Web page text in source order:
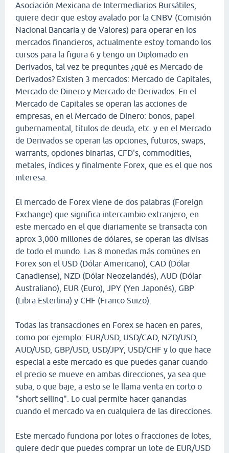
Asociación Mexicana de Intermediarios Bursátiles,
quiere decir que estoy avalado por la CNBV (Comisión
Nacional Bancaria y de Valores) para operar en los
mercados financieros, actualmente estoy tomando los
cursos para la figura 6 y tengo un Diplomado en
Derivados, tal vez te preguntes ¿qué es Mercado de
Derivados? Existen 3 mercados: Mercado de Capitales,
Mercado de Dinero y Mercado de Derivados. En el
Mercado de Capitales se operan las acciones de
empresas, en el Mercado de Dinero: bonos, papel
gubernamental, títulos de deuda, etc. y en el Mercado
de Derivados se operan las opciones, futuros, swaps,
warrants, opciones binarias, CFD's, commodities,
metales, índices y finalmente Forex, que es el que nos
interesa.
El mercado de Forex viene de dos palabras (Foreign
Exchange) que significa intercambio extranjero, en
este mercado en el que diariamente se transacta con
aprox 3,000 millones de dólares, se operan las divisas
de todo el mundo. Las 8 monedas más comúnes en
Forex son el USD (Dólar Americano), CAD (Dólar
Canadiense), NZD (Dólar Neozelandés), AUD (Dólar
Australiano), EUR (Euro), JPY (Yen Japonés), GBP
(Libra Esterlina) y CHF (Franco Suizo).
Todas las transacciones en Forex se hacen en pares,
como por ejemplo: EUR/USD, USD/CAD, NZD/USD,
AUD/USD, GBP/USD, USD/JPY, USD/CHF y lo que hace
especial a este mercado es que puedes ganar cuando
el precio se mueve en ambas direcciones, ya sea que
suba, o que baje, a esto se le llama venta en corto o
"short selling". Lo cual permite hacer ganancias
cuando el mercado va en cualquiera de las direcciones.
Este mercado funciona por lotes o fracciones de lotes,
quiere decir que puedes comprar un lote de EUR/USD